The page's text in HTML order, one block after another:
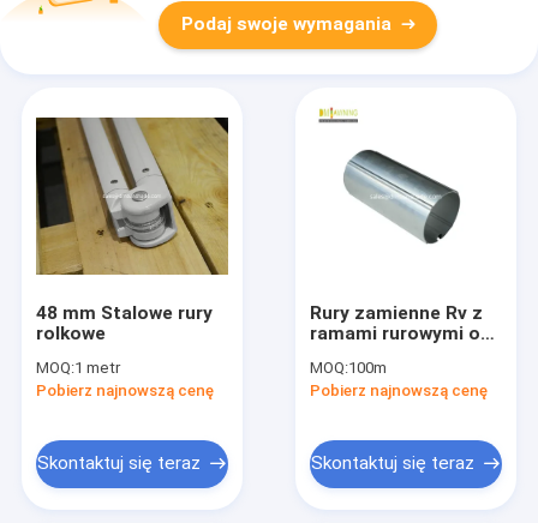
Podaj swoje wymagania
48 mm Stalowe rury
rolkowe
MOQ:1 metr
Pobierz najnowszą cenę
Skontaktuj się teraz
Rury zamienne Rv z
ramami rurowymi o
MOQ:100m
Pobierz najnowszą cenę
Skontaktuj się teraz